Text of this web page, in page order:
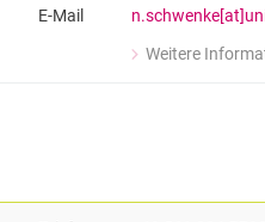
E-Mail
Weitere
zu Dipl.-Ing.